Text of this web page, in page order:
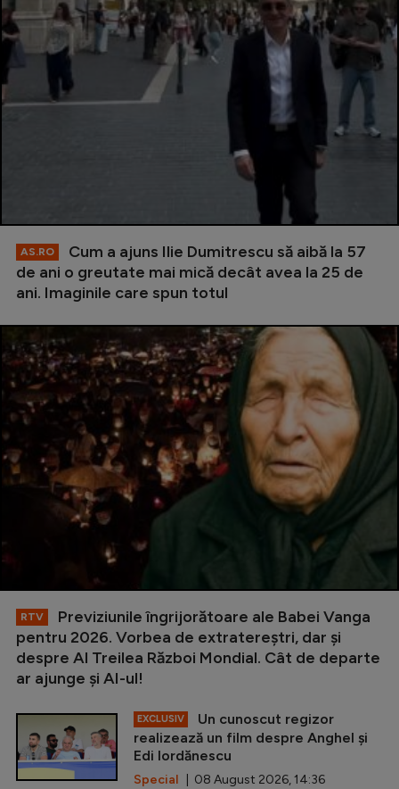
AS.RO
Cum a ajuns Ilie Dumitrescu să aibă la 57
de ani o greutate mai mică decât avea la 25 de
ani. Imaginile care spun totul
RTV
Previziunile îngrijorătoare ale Babei Vanga
pentru 2026. Vorbea de extratereștri, dar și
despre Al Treilea Război Mondial. Cât de departe
ar ajunge și AI-ul!
EXCLUSIV
Un cunoscut regizor
realizează un film despre Anghel și
Edi Iordănescu
Special | 08 August 2026, 14:36